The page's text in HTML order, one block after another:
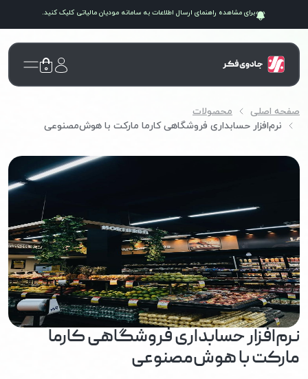
برای مشاهده راهنمای ارسال اطلاعات به سامانه مودیان مالیاتی کلیک کنید.
۰
صفحه اصلی
محصولات
نرم‌افزار حسابداری فروشگاهی کارما مارکت با هوش‌مصنوعی
نرم‌افزار حسابداری فروشگاهی کارما
مارکت با هوش‌مصنوعی